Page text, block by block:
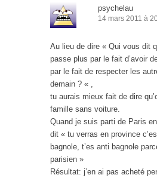
psychelau
14 mars 2011 à
Au lieu de dire « Qui vous dit
passe plus par le fait d’avoir
par le fait de respecter les
demain ? « ,
tu aurais mieux fait de dire
famille sans voiture.
Quand je suis parti de Paris
dit « tu verras en province
bagnole, t’es anti bagnole
parisien »
Résultat: j’en ai pas acheté